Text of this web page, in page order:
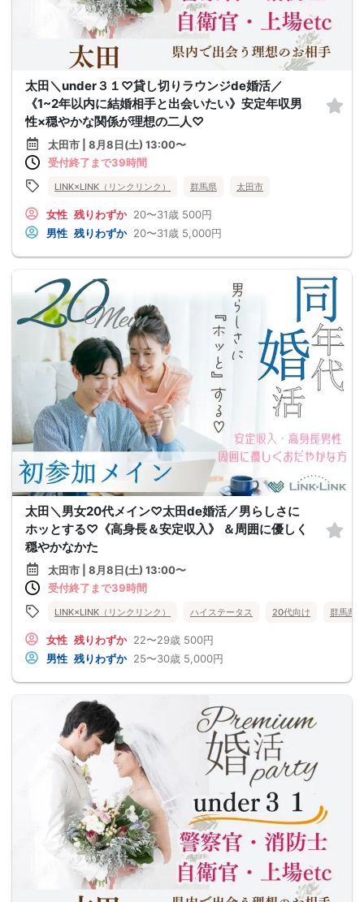
太田＼under３１♡貸し切りラウンジde婚活／
《1~2年以内に結婚相手と出会いたい》安定年収男
性×穏やかな関係が理想の二人♡
太田市 | 8月8日(土) 13:00〜
受付終了まで39時間
LINK×LINK（リンクリンク） 群馬県 太田市
女性 残りわずか 20〜31歳 500円
男性 残りわずか 20〜31歳 5,000円
太田＼男女20代メイン♡太田de婚活／男らしさに
ホッとする♡《高身長＆安定収入》 ＆周囲に優しく
穏やかなかた
太田市 | 8月8日(土) 13:00〜
受付終了まで39時間
LINK×LINK（リンクリンク） ハイステータス 20代向け 群馬県
女性 残りわずか 22〜29歳 500円
男性 残りわずか 25〜30歳 5,000円